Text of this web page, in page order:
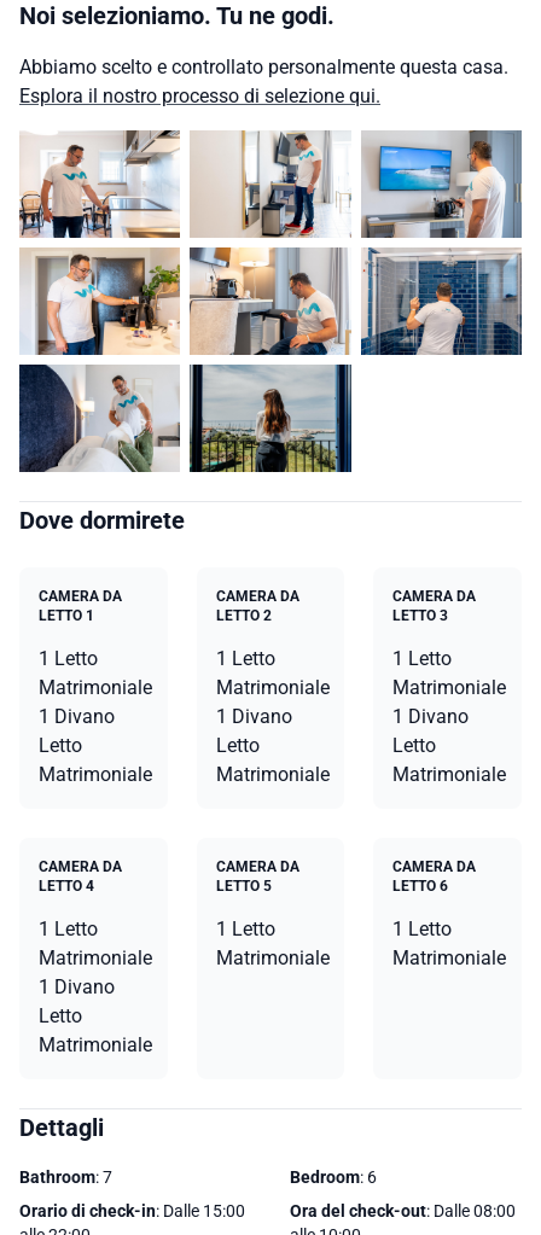
Noi selezioniamo. Tu ne godi.
Abbiamo scelto e controllato personalmente questa casa.
Esplora il nostro processo di selezione qui.
Dove dormirete
CAMERA DA
LETTO 1
1 Letto
Matrimoniale
1 Divano
Letto
Matrimoniale
CAMERA DA
LETTO 2
1 Letto
Matrimoniale
1 Divano
Letto
Matrimoniale
CAMERA DA
LETTO 3
1 Letto
Matrimoniale
1 Divano
Letto
Matrimoniale
CAMERA DA
LETTO 4
1 Letto
Matrimoniale
1 Divano
Letto
Matrimoniale
CAMERA DA
LETTO 5
1 Letto
Matrimoniale
CAMERA DA
LETTO 6
1 Letto
Matrimoniale
Dettagli
Bathroom: 7 Bedroom: 6
Orario di check-in: Dalle 15:00
Ora del check-out: Dalle 08:00